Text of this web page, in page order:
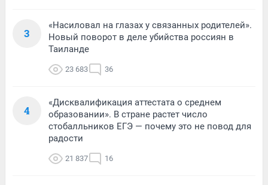
3
«Насиловал на глазах у связанных родителей».
Новый поворот в деле убийства россиян в
Таиланде
23 683 36
4
«Дисквалификация аттестата о среднем
образовании». В стране растет число
стобалльников ЕГЭ — почему это не повод для
радости
21 837 16